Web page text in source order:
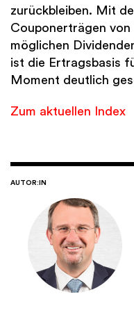
zurückbleiben. Mit
Couponerträgen
möglichen
ist die Ertragsbasis
Moment deutlich
Zum aktuellen Index
AUTOR:IN